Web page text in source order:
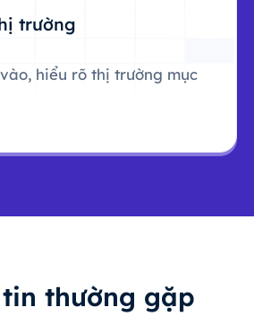
trường
hiểu rõ thị trường mục
thường gặp